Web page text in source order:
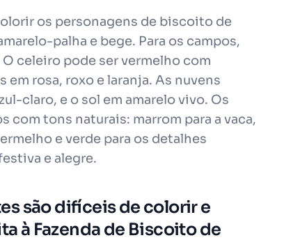
os personagens de biscoito de
palha e bege. Para os campos,
celeiro pode ser vermelho com
rosa, roxo e laranja. As nuvens
claro, e o sol em amarelo vivo. Os
com tons naturais: marrom para a vaca,
e verde para os detalhes
e alegre.
são difíceis de colorir e
à Fazenda de Biscoito de